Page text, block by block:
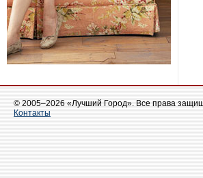
© 2005–2026 «Лучший Город». Все права
Контакты